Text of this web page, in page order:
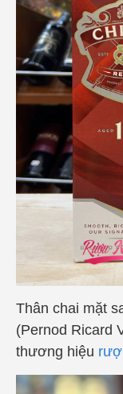
Thân chai mặt
(Pernod Ricard
thương hiệu